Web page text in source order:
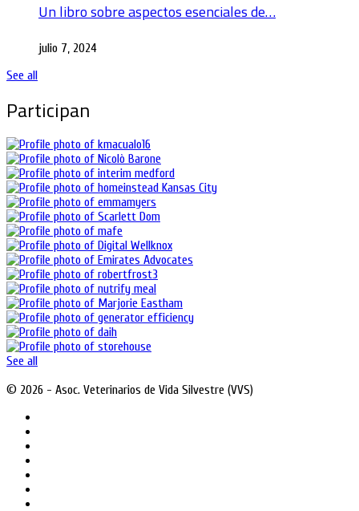
Un libro sobre aspectos esenciales de…
julio 7, 2024
See all
Participan
See all
© 2026 - Asoc. Veterinarios de Vida Silvestre (VVS)